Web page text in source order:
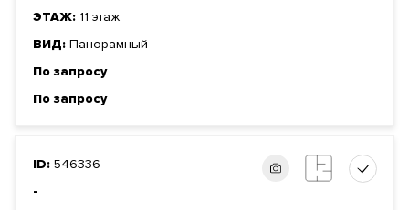
ЭТАЖ: 11 этаж
ВИД: Панорамный
По запросу
По запросу
ID: 546336
-